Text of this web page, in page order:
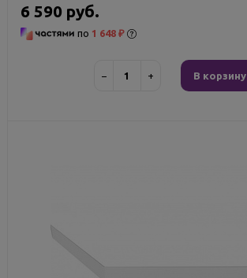
6 590 руб.
по 1 648 ₽
− + В корзину